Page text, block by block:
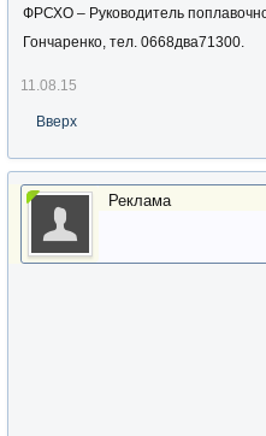
ФРСХО – Руководитель
Гончаренко, тел. 0668два71300.
11.08.15
Вверх
Реклама